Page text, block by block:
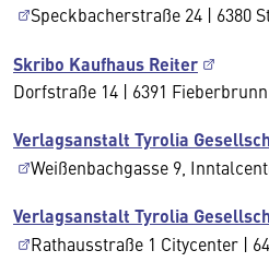
Speckbacherstraße 24 | 6380
Skribo Kaufhaus Reiter
Dorfstraße 14 | 6391 Fieberbrunn
Verlagsanstalt Tyrolia
Weißenbachgasse 9,
Verlagsanstalt Tyrolia
Rathausstraße 1 Citycenter |